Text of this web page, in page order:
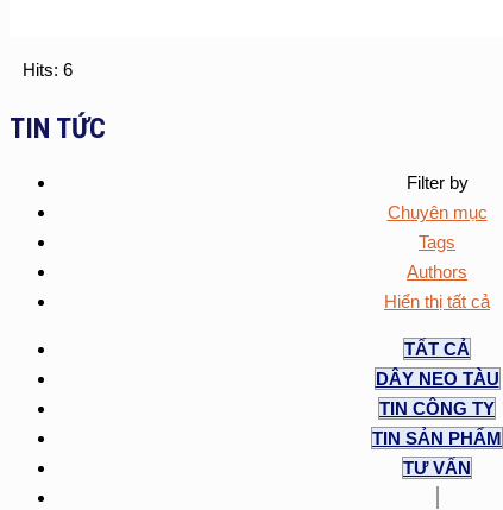
Hits: 6
TIN TỨC
Filter by
Chuyên mục
Tags
Authors
Hiển thị tất cả
TẤT CẢ
DÂY NEO TÀU
TIN CÔNG TY
TIN SẢN PHẨM
TƯ VẤN